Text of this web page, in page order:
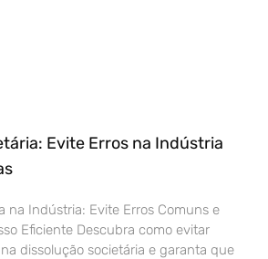
Evite Erros na Indústria
na Indústria: Evite Erros Comuns e
Eficiente Descubra como evitar
dissolução societária e garanta que